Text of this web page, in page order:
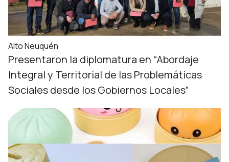
Alto Neuquén
Presentaron la diplomatura en “Abordaje
Integral y Territorial de las Problemáticas
Sociales desde los Gobiernos Locales”